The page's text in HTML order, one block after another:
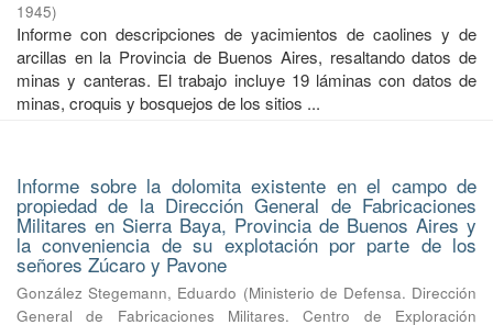
1945)
Informe con descripciones de yacimientos de caolines y de
arcillas en la Provincia de Buenos Aires, resaltando datos de
minas y canteras. El trabajo incluye 19 láminas con datos de
minas, croquis y bosquejos de los sitios ...
Informe sobre la dolomita existente en el campo de
propiedad de la Dirección General de Fabricaciones
Militares en Sierra Baya, Provincia de Buenos Aires y
la conveniencia de su explotación por parte de los
señores Zúcaro y Pavone
González Stegemann, Eduardo (Ministerio de Defensa. Dirección
General de Fabricaciones Militares. Centro de Exploración